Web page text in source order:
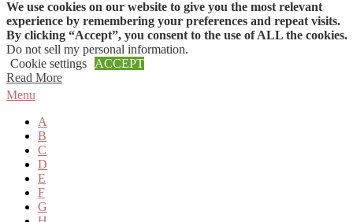
Skip to content
Menu
A
B
C
D
E
F
G
We use cookies on our website to give you the most relevant
experience by remembering your preferences and repeat visits.
By clicking “Accept”, you consent to the use of ALL the cookies.
Do not sell my personal information.
Cookie settings
ACCEPT
Read More